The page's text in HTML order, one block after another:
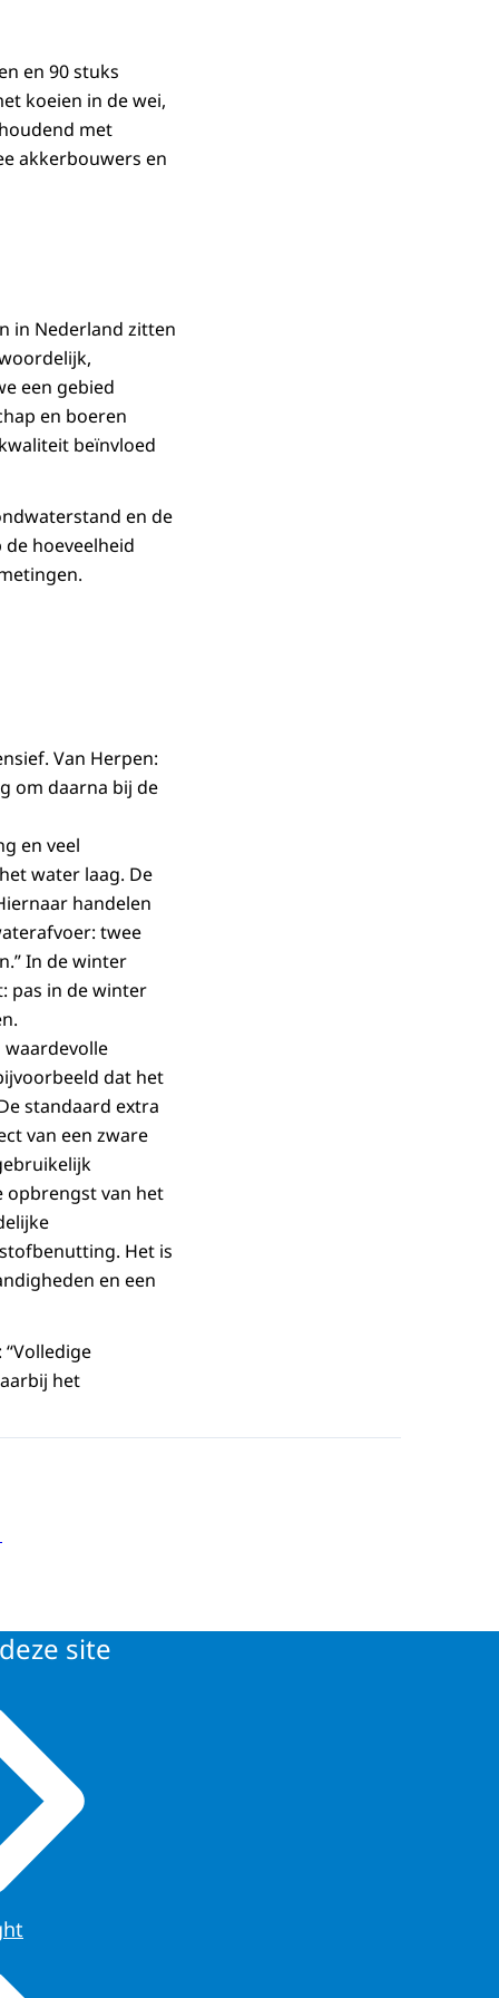
en 90 stuks
koeien in de wei,
met
akkerbouwers en
in Nederland zitten
een gebied
en boeren
beïnvloed
en de
hoeveelheid
Van Herpen:
om daarna bij de
en veel
water laag. De
handelen
twee
In de winter
pas in de winter
waardevolle
dat het
standaard extra
van een zware
opbrengst van het
Het is
en een
het
site